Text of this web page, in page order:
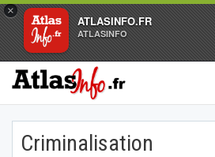
×
ATLASINFO.FR
ATLASINFO
Criminalisation